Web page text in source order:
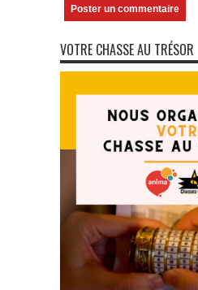
VOTRE CHASSE AU TRÉSOR